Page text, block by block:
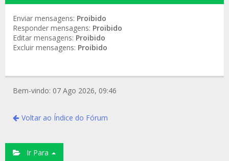
Enviar mensagens: Proibido
Responder mensagens: Proibido
Editar mensagens: Proibido
Excluir mensagens: Proibido
Bem-vindo: 07 Ago 2026, 09:46
Voltar ao Índice do Fórum
Ir Para